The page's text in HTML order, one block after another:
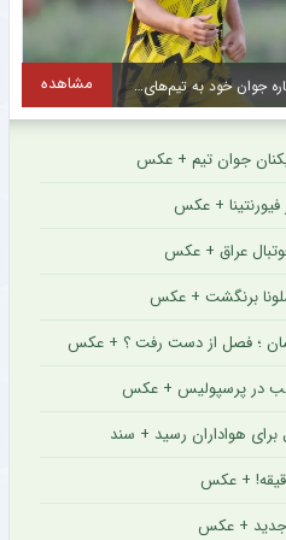
ستاره جوان فولاد و ابهام در حضور در لیست نهایی این تیم + عکس مشاهده
جوان تیم + عکس
فیورنتینا + عکس
عراق + عکس
برنگشت + عکس
؛ فصل از دست رفت ؟ + عکس
در پرسپولیس + عکس
هواداران رسید + سند
جدید + عکس